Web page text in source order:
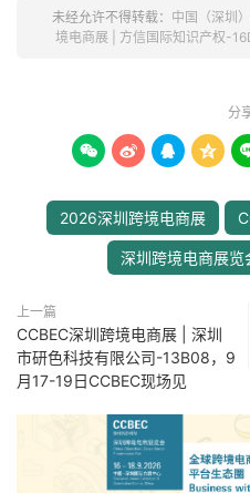
未经允许不得转载： 中国（深圳
境电商展 | 方信国际知识产权-
分
   
2026深圳跨境电商展
深圳跨境电商展览
上一篇
CCBEC深圳跨境电商展 | 深圳
市研色科技有限公司-13B08，9
月17-19日CCBEC现场见